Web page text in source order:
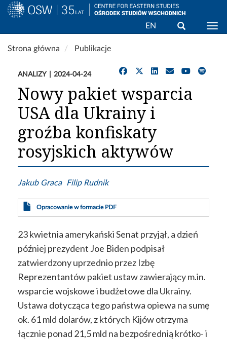
Przejdź
do
EN Wyszukaj
Strona główna Publikacje
ANALIZY 2024-04-24
Nowy pakiet wsparcia
USA dla Ukrainy i
groźba konfiskaty
rosyjskich aktywów
Jakub Graca Filip Rudnik
Opracowanie w formacie PDF
23 kwietnia amerykański Senat przyjął, a dzień
później prezydent Joe Biden podpisał
zatwierdzony uprzednio przez Izbę
Reprezentantów pakiet ustaw zawierający m.in.
wsparcie wojskowe i budżetowe dla Ukrainy.
Ustawa dotycząca tego państwa opiewa na sumę
ok. 61 mld dolarów, z których Kijów otrzyma
łącznie ponad 21,5 mld na bezpośrednią krótko- i